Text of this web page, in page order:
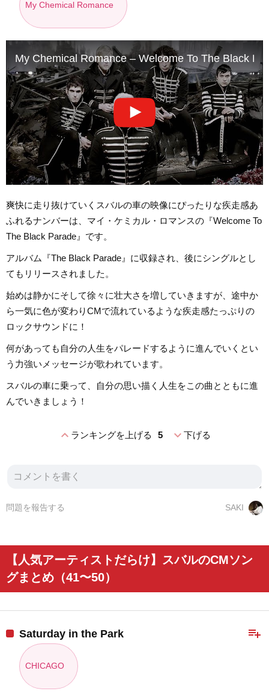
My Chemical Romance
My Chemical Romance – Welcome To The Black
爽快に走り抜けていくスバルの車の映像にぴったりな疾走感あ
ふれるナンバーは、マイ・ケミカル・ロマンスの『Welcome To
The Black Parade』です。
アルバム『The Black Parade』に収録され、後にシングルとし
てもリリースされました。
始めは静かにそして徐々に壮大さを増していきますが、途中か
ら一気に色が変わりCMで流れているような疾走感たっぷりの
ロックサウンドに！
何があっても自分の人生をパレードするように進んでいくとい
う力強いメッセージが歌われています。
スバルの車に乗って、自分の思い描く人生をこの曲とともに進
んでいきましょう！
expand_lessランキングを上げる 5 expand_more下げる
SAKI
問題を報告する
【人気アーティストだらけ】スバルのCMソン
グまとめ（41〜50）
playlist_add
Saturday in the Park
CHICAGO